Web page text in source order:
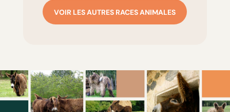
VOIR LES AUTRES RACES ANIMALES